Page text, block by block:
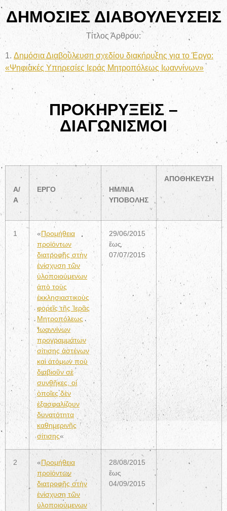
ΔΗΜΟΣΙΕΣ ΔΙΑΒΟΥΛΕΥΣΕΙΣ
Τίτλος Άρθρου:
1. Δημόσια Διαβούλευση σχεδίου διακήρυξης για το Έργο:
«Ψηφιακές Υπηρεσίες Ιεράς Μητροπόλεως Ιωαννίνων»
ΠΡΟΚΗΡΥΞΕΙΣ –
ΔΙΑΓΩΝΙΣΜΟΙ
Α/
Α
ΕΡΓΟ
ΗΜ/ΝΙΑ
ΥΠΟΒΟΛΗΣ
ΑΠΟΘΗΚΕΥΣΗ
1 «Προμήθεια
προϊόντων
διατροφῆς στὴν
ἐνίσχυση τῶν
ὑλοποιούμενων
ἀπὸ τοὺς
ἐκκλησιαστικοὺς
φορεῖς τῆς Ἱερᾶς
Μητροπόλεως
Ἰωαννίνων
προγραμμάτων
σίτισης ἀστέγων
καὶ ἀτόμων ποὺ
διαβιοῦν σὲ
συνθῆκες, οἱ
ὁποῖες δὲν
ἐξασφαλίζουν
δυνατότητα
καθημερινῆς
σίτισης«
29/06/2015
ἕως
07/07/2015
2 «Προμήθεια
προϊόντων
διατροφῆς στὴν
ἐνίσχυση τῶν
ὑλοποιούμενων
28/08/2015
ἕως
04/09/2015